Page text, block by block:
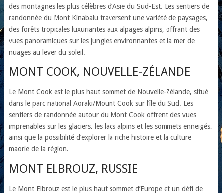
des montagnes les plus célèbres d’Asie du Sud-Est. Les sentiers de
randonnée du Mont Kinabalu traversent une variété de paysages,
des forêts tropicales luxuriantes aux alpages alpins, offrant des
vues panoramiques sur les jungles environnantes et la mer de
nuages au lever du soleil.
MONT COOK, NOUVELLE-ZÉLANDE
Le Mont Cook est le plus haut sommet de Nouvelle-Zélande, situé
dans le parc national Aoraki/Mount Cook sur l’île du Sud. Les
sentiers de randonnée autour du Mont Cook offrent des vues
imprenables sur les glaciers, les lacs alpins et les sommets enneigés,
ainsi que la possibilité d’explorer la riche histoire et la culture
maorie de la région.
MONT ELBROUZ, RUSSIE
Le Mont Elbrouz est le plus haut sommet d’Europe et un défi de